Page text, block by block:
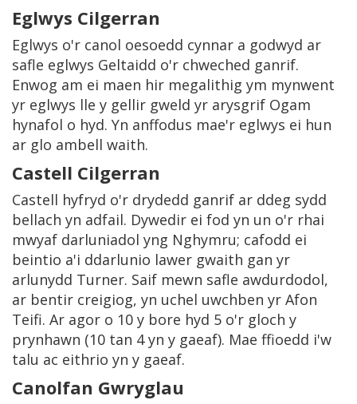
Eglwys Cilgerran
Eglwys o'r canol oesoedd cynnar a godwyd ar
safle eglwys Geltaidd o'r chweched ganrif.
Enwog am ei maen hir megalithig ym mynwent
yr eglwys lle y gellir gweld yr arysgrif Ogam
hynafol o hyd. Yn anffodus mae'r eglwys ei hun
ar glo ambell waith.
Castell Cilgerran
Castell hyfryd o'r drydedd ganrif ar ddeg sydd
bellach yn adfail. Dywedir ei fod yn un o'r rhai
mwyaf darluniadol yng Nghymru; cafodd ei
beintio a'i ddarlunio lawer gwaith gan yr
arlunydd Turner. Saif mewn safle awdurdodol,
ar bentir creigiog, yn uchel uwchben yr Afon
Teifi. Ar agor o 10 y bore hyd 5 o'r gloch y
prynhawn (10 tan 4 yn y gaeaf). Mae ffioedd i'w
talu ac eithrio yn y gaeaf.
Canolfan Gwryglau